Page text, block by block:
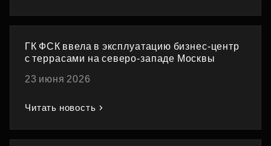
ГК ФСК ввела в эксплуатацию бизнес-центр
с террасами на северо-западе Москвы
23 июня 2026
Читать новость